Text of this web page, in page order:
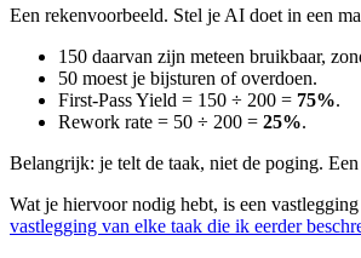
Een rekenvoorbeeld. Stel je AI doet in een
150 daarvan zijn meteen bruikbaar,
50 moest je bijsturen of overdoen.
First-Pass Yield = 150 ÷ 200 = 75%.
Rework rate = 50 ÷ 200 = 25%.
Belangrijk: je telt de taak, niet de poging.
Wat je hiervoor nodig hebt, is een
vastlegging van elke taak die ik eerder